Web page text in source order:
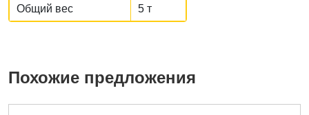
Общий вес 5 т
Похожие предложения